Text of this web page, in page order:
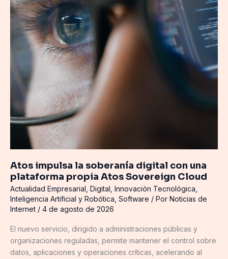
Atos impulsa la soberanía digital con una
plataforma propia Atos Sovereign Cloud
Actualidad Empresarial Digital Innovación Tecnológica
Inteligencia Artificial y Robótica Software / Por Noticias de
Internet / 4 de agosto de 2026
El nuevo servicio, dirigido a administraciones públicas y
organizaciones reguladas, permite mantener el control sobre
datos, aplicaciones y operaciones críticas, acelerando al
con
una
plataforma
propia
Atos
Cloud